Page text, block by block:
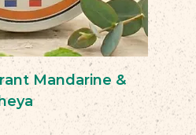
Mandarine &